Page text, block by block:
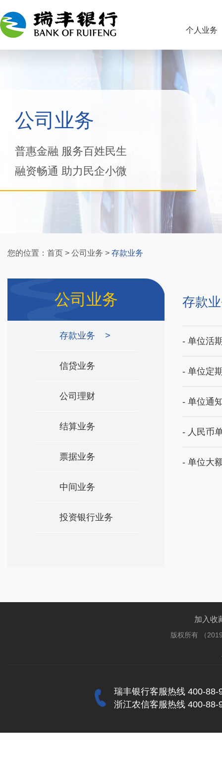
个人业务
公司业务
普惠金融 服务百姓民生
融资畅通 助力民企小微
您的位置： 首页 > 公司业务 > 存款业务
公司业务
存款业务 >
信贷业务
公司理财
结算业务
票据业务
中间业务
投资银行业务
存款
- 单位活
- 单位定
- 单位通
- 人民币
- 单位大
加入收
版权所有 （
瑞丰银行客服热线 400-88-
浙江农信客服热线 400-88-